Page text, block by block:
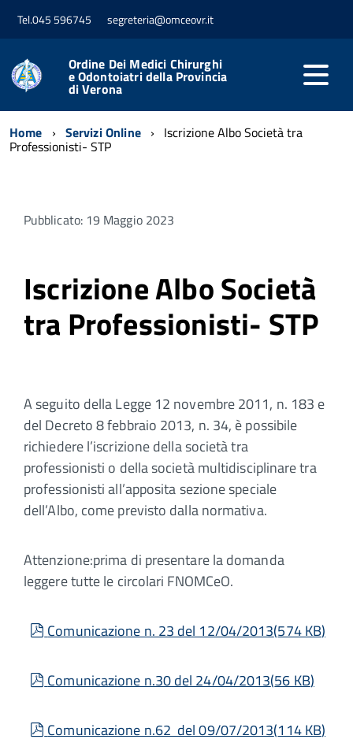
Tel.045 596745 segreteria@omceovr.it
Ordine Dei Medici Chirurghi
e Odontoiatri della Provincia
di Verona
Home Servizi Online Iscrizione Albo Società tra
Professionisti- STP
Pubblicato: 19 Maggio 2023
Iscrizione Albo Società
tra Professionisti- STP
A seguito della Legge 12 novembre 2011, n. 183 e
del Decreto 8 febbraio 2013, n. 34, è possibile
richiedere l’iscrizione della società tra
professionisti o della società multidisciplinare tra
professionisti all’apposita sezione speciale
dell’Albo, come previsto dalla normativa.
Attenzione:prima di presentare la domanda
leggere tutte le circolari FNOMCeO.
pdf
Comunicazione n. 23 del 12/04/2013(574 KB)
pdf
Comunicazione n.30 del 24/04/2013(56 KB)
pdf
Comunicazione n.62 del 09/07/2013(114 KB)